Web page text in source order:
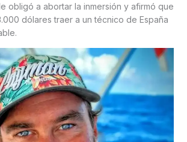
obligó a abortar la inmersión y afirmó que
dólares traer a un técnico de España